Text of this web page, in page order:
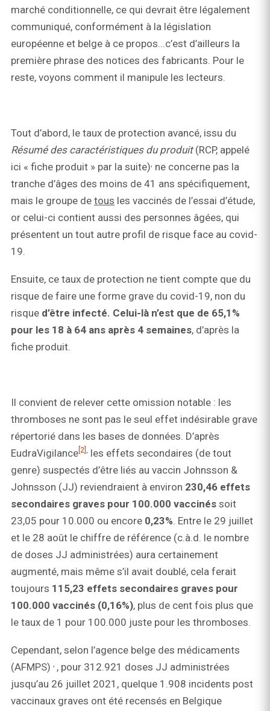
marché conditionnelle, ce qui devrait être légalement
communiqué, conformément à la législation
européenne et belge à ce propos...c’est d’ailleurs la
première phrase des notices des fabricants. Pour le
reste, voyons comment il manipule les lecteurs.
Tout d’abord, le taux de protection avancé, issu du
Résumé des caractéristiques du produit(RCP, appelé
ici « fiche produit » par la suite), ne concerne pas la
tranche d’âges des moins de 41 ans spécifiquement,
mais le groupe de tous les vaccinés de l’essai d’étude,
or celui-ci contient aussi des personnes âgées, qui
présentent un tout autre profil de risque face au covid-
19.
Ensuite, ce taux de protection ne tient compte que du
risque de faire une forme grave du covid-19, non du
risque d’être infecté. Celui-là n’est que de 65,1%
pour les 18 à 64 ans après 4 semaines, d’après la
fiche produit.
Il convient de relever cette omission notable : les
thromboses ne sont pas le seul effet indésirable grave
répertorié dans les bases de données. D’après
EudraVigilance [2] , les effets secondaires (de tout
genre) suspectés d’être liés au vaccin Johnsson &
Johnsson (JJ) reviendraient à environ 230,46 effets
secondaires graves pour 100.000 vaccinés soit
23,05 pour 10.000 ou encore 0,23%. Entre le 29 juillet
et le 28 août le chiffre de référence (c.à.d. le nombre
de doses JJ administrées) aura certainement
augmenté, mais même s’il avait doublé, cela ferait
toujours 115,23 effets secondaires graves pour
100.000 vaccinés (0,16%), plus de cent fois plus que
le taux de 1 pour 100.000 juste pour les thromboses.
Cependant, selon l’agence belge des médicaments
(AFMPS) , , pour 312.921 doses JJ administrées
jusqu’au 26 juillet 2021, quelque 1.908 incidents post
vaccinaux graves ont été recensés en Belgique